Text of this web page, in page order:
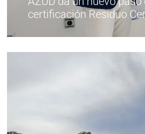
certificación Residuo